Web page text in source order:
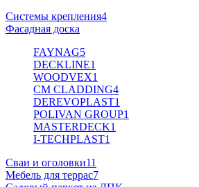
Системы крепления4
Фасадная доска
FAYNAG5
DECKLINE1
WOODVEX1
CM CLADDING4
DEREVOPLAST1
POLIVAN GROUP1
MASTERDECK1
I-TECHPLAST1
Сваи и оголовки11
Мебель для террас7